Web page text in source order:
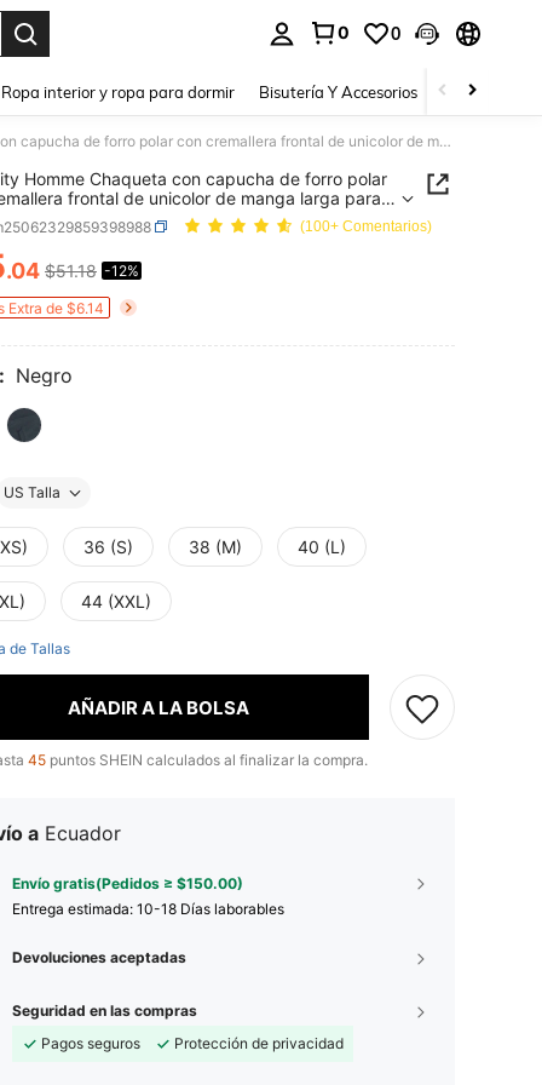
0 0
Ropa interior y ropa para dormir Bisutería Y Accesorios Zapatos
Manfinity Homme Chaqueta con capucha de forro polar con cremallera frontal de unicolor de manga larga para hombre, invierno y otoño
Homme Chaqueta con capucha de forro polar
frontal de unicolor de manga larga para
invierno y otoño
(100+ Comentarios)
AND AVAILABILITY
.04 $51.18 -12%
Extra de $6.14
Negro
US Talla
36 (S) 38 (M) 40 (L)
44 (XXL)
de Tallas
AÑADIR A LA BOLSA
45 puntos SHEIN calculados al finalizar la compra.
a Ecuador
Envío gratis(Pedidos ≥ $150.00)
Entrega estimada: 10-18 Días laborables
Devoluciones aceptadas
Seguridad en las compras
Pagos seguros
Protección de privacidad